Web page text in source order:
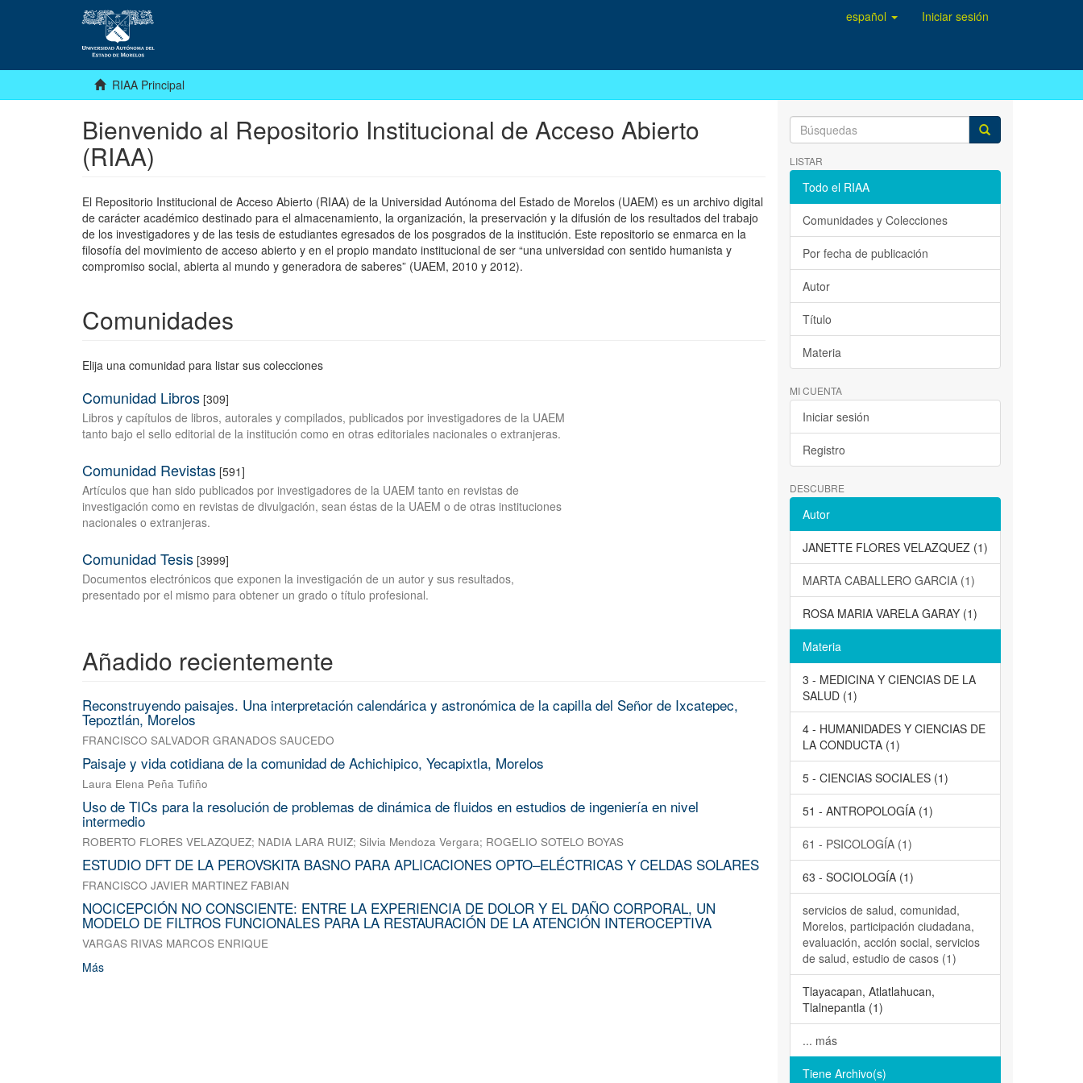
español Iniciar sesión
RIAA Principal
Bienvenido al Repositorio Institucional de Acceso Abierto
(RIAA)
El Repositorio Institucional de Acceso Abierto (RIAA) de la Universidad Autónoma del Estado de Morelos (UAEM) es un archivo digital
de carácter académico destinado para el almacenamiento, la organización, la preservación y la difusión de los resultados del trabajo
de los investigadores y de las tesis de estudiantes egresados de los posgrados de la institución. Este repositorio se enmarca en la
filosofía del movimiento de acceso abierto y en el propio mandato institucional de ser “una universidad con sentido humanista y
compromiso social, abierta al mundo y generadora de saberes” (UAEM, 2010 y 2012).
Comunidades
Elija una comunidad para listar sus colecciones
Comunidad Libros [309]
Libros y capítulos de libros, autorales y compilados, publicados por investigadores de la UAEM
tanto bajo el sello editorial de la institución como en otras editoriales nacionales o extranjeras.
Comunidad Revistas [591]
Artículos que han sido publicados por investigadores de la UAEM tanto en revistas de
investigación como en revistas de divulgación, sean éstas de la UAEM o de otras instituciones
nacionales o extranjeras.
Comunidad Tesis [3999]
Documentos electrónicos que exponen la investigación de un autor y sus resultados,
presentado por el mismo para obtener un grado o título profesional.
Añadido recientemente
Reconstruyendo paisajes. Una interpretación calendárica y astronómica de la capilla del Señor de Ixcatepec,
Tepoztlán, Morelos
FRANCISCO SALVADOR GRANADOS SAUCEDO
Paisaje y vida cotidiana de la comunidad de Achichipico, Yecapixtla, Morelos
Laura Elena Peña Tufiño
Uso de TICs para la resolución de problemas de dinámica de fluidos en estudios de ingeniería en nivel
intermedio
ROBERTO FLORES VELAZQUEZ; NADIA LARA RUIZ; Silvia Mendoza Vergara; ROGELIO SOTELO BOYAS
ESTUDIO DFT DE LA PEROVSKITA BASNO PARA APLICACIONES OPTO–ELÉCTRICAS Y CELDAS SOLARES
FRANCISCO JAVIER MARTINEZ FABIAN
NOCICEPCIÓN NO CONSCIENTE: ENTRE LA EXPERIENCIA DE DOLOR Y EL DAÑO CORPORAL, UN
MODELO DE FILTROS FUNCIONALES PARA LA RESTAURACIÓN DE LA ATENCIÓN INTEROCEPTIVA
VARGAS RIVAS MARCOS ENRIQUE
Más
LISTAR
Todo el RIAA
Comunidades y Colecciones
Por fecha de publicación
Autor
Título
Materia
MI CUENTA
Iniciar sesión
Registro
DESCUBRE
Autor
JANETTE FLORES VELAZQUEZ (1)
MARTA CABALLERO GARCIA (1)
ROSA MARIA VARELA GARAY (1)
Materia
3 - MEDICINA Y CIENCIAS DE LA
SALUD (1)
4 - HUMANIDADES Y CIENCIAS DE
LA CONDUCTA (1)
5 - CIENCIAS SOCIALES (1)
51 - ANTROPOLOGÍA (1)
61 - PSICOLOGÍA (1)
63 - SOCIOLOGÍA (1)
servicios de salud, comunidad,
Morelos, participación ciudadana,
evaluación, acción social, servicios
de salud, estudio de casos (1)
Tlayacapan, Atlatlahucan,
Tlalnepantla (1)
... más
Tiene Archivo(s)